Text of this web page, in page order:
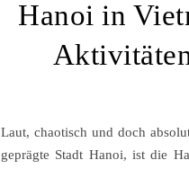
Hanoi in
Laut, chaotisch und doch
geprägte Stadt Hanoi, ist die